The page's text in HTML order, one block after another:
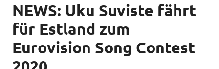
NEWS: Uku Suviste fährt
für Estland zum
Eurovision Song Contest